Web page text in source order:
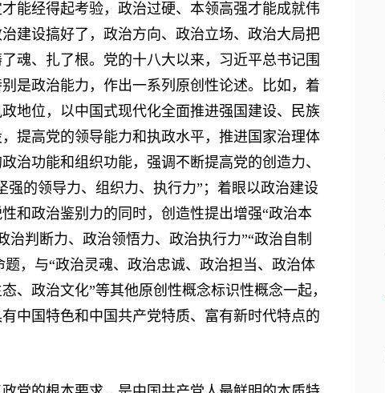
经得起考验，政治过硬、本领高强才能成就伟
建设搞好了，政治方向、政治立场、政治大局把
魂、扎了根。党的十八大以来，习近平总书记围
是政治能力，作出一系列原创性论述。比如，着
地位，以中国式现代化全面推进强国建设、民族
提高党的领导能力和执政水平，推进国家治理体
治功能和组织功能，强调不断提高党的创造力、
的领导力、组织力、执行力”；着眼以政治建设
和政治鉴别力的同时，创造性提出增强“政治本
治判断力、政治领悟力、政治执行力”“政治自制
，与“政治灵魂、政治忠诚、政治担当、政治体
、政治文化”等其他原创性概念标识性概念一起，
中国特色和中国共产党特质、富有新时代特点的